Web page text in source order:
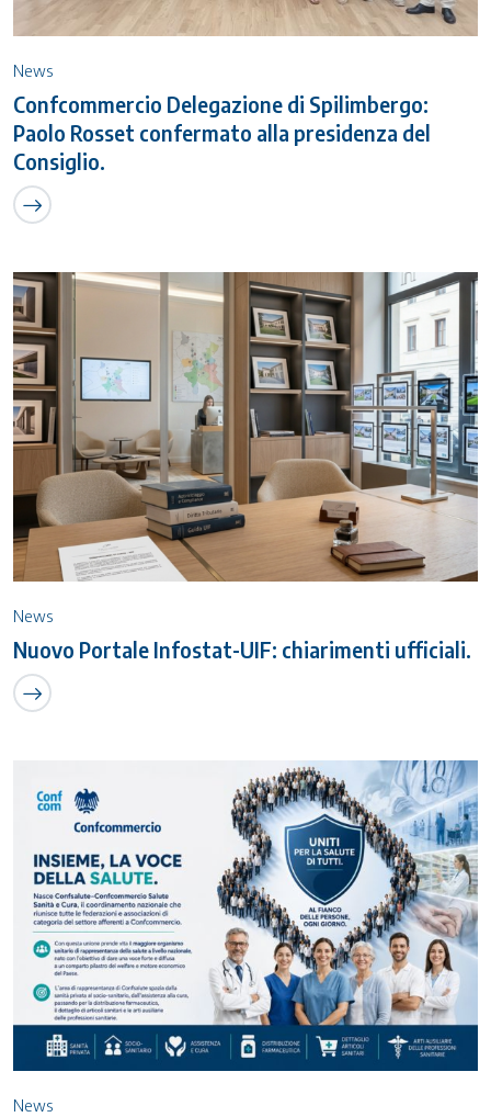
News
Confcommercio Delegazione di Spilimbergo:
Paolo Rosset confermato alla presidenza del
Consiglio.
News
Nuovo Portale Infostat-UIF: chiarimenti ufficiali.
News